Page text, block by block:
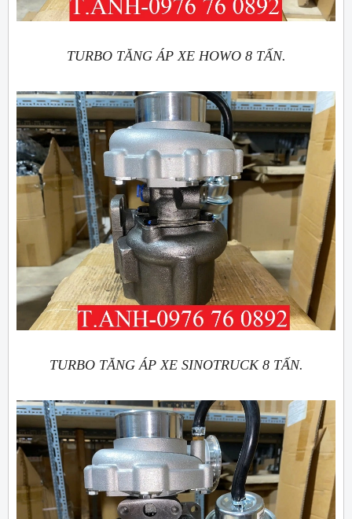
TURBO TĂNG ÁP XE HOWO 8 TẤN.
TURBO TĂNG ÁP XE SINOTRUCK 8 TẤN.